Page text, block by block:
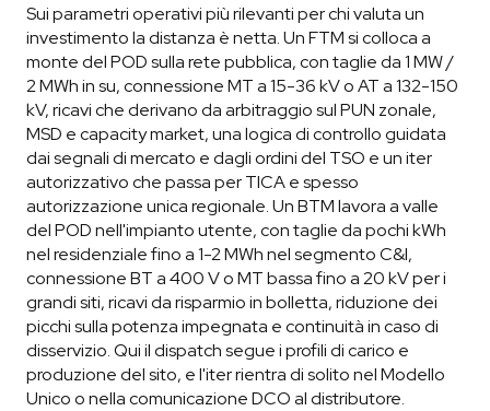
Sui parametri operativi più rilevanti per chi valuta un
investimento la distanza è netta. Un FTM si colloca a
monte del POD sulla rete pubblica, con taglie da 1 MW /
2 MWh in su, connessione MT a 15-36 kV o AT a 132-150
kV, ricavi che derivano da arbitraggio sul PUN zonale,
MSD e capacity market, una logica di controllo guidata
dai segnali di mercato e dagli ordini del TSO e un iter
autorizzativo che passa per TICA e spesso
autorizzazione unica regionale. Un BTM lavora a valle
del POD nell'impianto utente, con taglie da pochi kWh
nel residenziale fino a 1-2 MWh nel segmento C&I,
connessione BT a 400 V o MT bassa fino a 20 kV per i
grandi siti, ricavi da risparmio in bolletta, riduzione dei
picchi sulla potenza impegnata e continuità in caso di
disservizio. Qui il dispatch segue i profili di carico e
produzione del sito, e l'iter rientra di solito nel Modello
Unico o nella comunicazione DCO al distributore.